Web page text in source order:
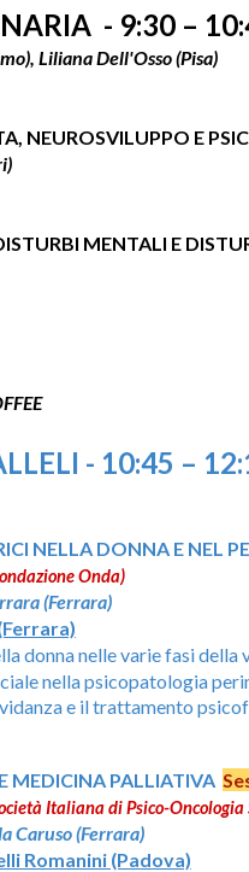
- 9:30 –
Liliana Dell'Osso (Pisa)
NEUROSVILUPPO E
MENTALI E
- 10:45 –
NELLA DONNA E NEL
Onda)
(Ferrara)
donna nelle varie fasi
nella psicopatologia
e il trattamento
MEDICINA PALLIATIVA
Italiana di Psico-
Caruso (Ferrara)
Romanini (Padova)